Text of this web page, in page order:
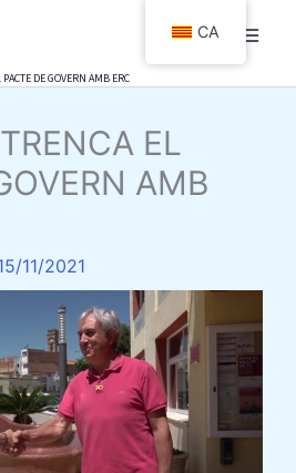
PACTE DE GOVERN AMB ERC
EL
AMB
11/2021
CA